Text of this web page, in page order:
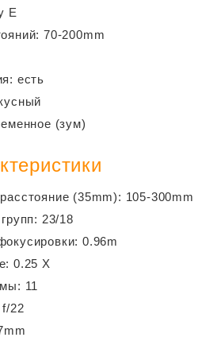
E
70-200mm
есть
(зум)
(35mm): 105-300mm
23/18
0.96m
0.25 X
11
22